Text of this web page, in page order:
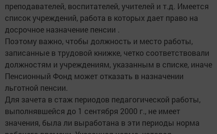
преподавателей, воспитателей, учителей и т.д. Имеется
список учреждений, работа в которых дает право на
досрочное назначение пенсии .
Поэтому важно, чтобы должность и место работы,
записанные в трудовой книжке, четко соответствовали
должностям и учреждениям, указанным в списке, иначе
Пенсионный Фонд может отказать в назначении
льготной пенсии.
Для зачета в стаж периодов педагогической работы,
выполнявшейся до 1 сентября 2000 г., не имеет
значения, была ли выработана в эти периоды норма